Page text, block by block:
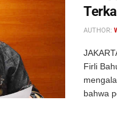
AUTHOR:
Firli
bahwa